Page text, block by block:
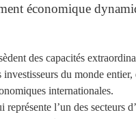
économique
des capacités
investisseurs du monde entier,
internationales.
l’un des secteurs